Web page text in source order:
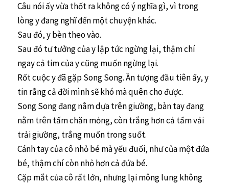
Câu nói ấy vừa thốt ra không có ý nghĩa gì, vì trong
lòng y đang nghĩ đến một chuyện khác.
Sau đó, y bèn theo vào.
Sau đó tư tưởng của y lập tức ngừng lại, thậm chí
ngay cả tim của y cũng muốn ngừng lại.
Rốt cuộc y đã gặp Song Song. Ần tượng đầu tiên ấy, y
tin rằng cả đời mình sẽ khó mà quên cho được.
Song Song đang nằm dựa trên giường, bàn tay đang
nằm trên tấm chăn mỏng, còn trắng hơn cả tấm vải
trải giường, trắng muốn trong suốt.
Cánh tay của cô nhỏ bé mà yếu đuối, như của một đứa
bé, thậm chí còn nhỏ hơn cả đứa bé.
Cặp mắt của cô rất lớn, nhưng lại mông lung không